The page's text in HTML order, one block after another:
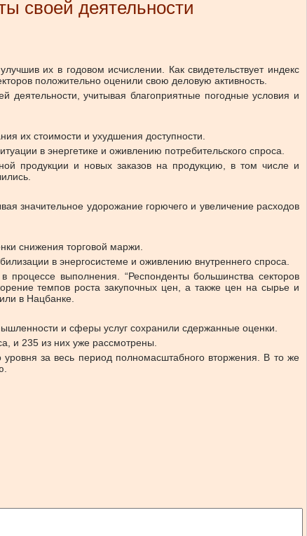
своей деятельности
их в годовом исчислении. Как свидетельствует индекс
положительно оценили свою деловую активность.
деятельности, учитывая благоприятные погодные условия и
их стоимости и ухудшения доступности.
в энергетике и оживлению потребительского спроса.
продукции и новых заказов на продукцию, в том числе и
значительное удорожание горючего и увеличение расходов
снижения торговой маржи.
в энергосистеме и оживлению внутреннего спроса.
выполнения. “Респонденты большинства секторов
темпов роста закупочных цен, а также цен на сырье и
в Нацбанке.
и сферы услуг сохранили сдержанные оценки.
и 235 из них уже рассмотрены.
за весь период полномасштабного вторжения. В то же